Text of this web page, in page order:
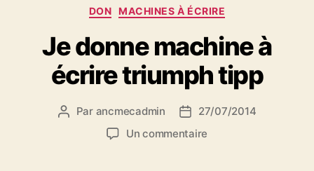
Catégories
DON MACHINES À ÉCRIRE
Je donne machine à
écrire triumph tipp
Auteur
Par ancmecadmin
Date
de
27/07/2014
Un commentaire